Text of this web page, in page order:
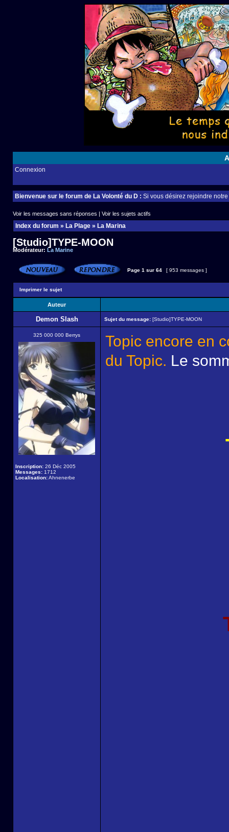
Connexion
Bienvenue sur le forum de La Volonté du D : Si vous désirez rejoindre
Voir les messages sans réponses | Voir les sujets actifs
Index du forum » La Plage » La Marina
[Studio]TYPE-MOON
Modérateur: La Marine
Page 1 sur 64 [ 953 messages ]
Imprimer le sujet
Auteur
Demon Slash Sujet du message: [Studio]TYPE-MOON
325 000 000 Berrys
Inscription: 26 Déc 2005
Messages: 1712
Localisation:Ahnenerbe
Topic encore en
du Topic. Le